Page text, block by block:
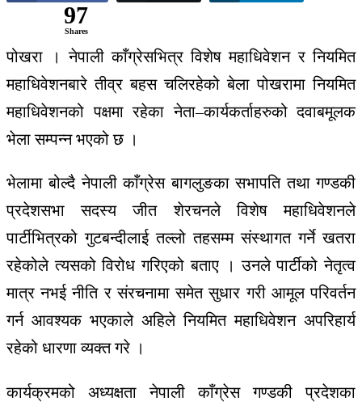
97
Shares
पोखरा । नेपाली काँग्रेसभित्र विशेष महाधिवेशन र नियमित
महाधिवेशनबारे तीव्र बहस चलिरहेको बेला पोखरामा नियमित
महाधिवेशनको पक्षमा रहेका नेता–कार्यकर्ताहरुको दवाबमूलक
भेला सम्पन्न भएको छ ।
भेलामा बोल्दै नेपाली काँग्रेस बागलुङका सभापति तथा गण्डकी
प्रदेशसभा सदस्य जीत शेरचनले विशेष महाधिवेशनले
पार्टीभित्रको गुटबन्दीलाई तल्लो तहसम्म संस्थागत गर्ने खतरा
रहेकोले त्यसको विरोध गरिएको बताए । उनले पार्टीको नेतृत्व
मात्र नभई नीति र संरचनामा समेत सुधार गरी आमूल परिवर्तन
गर्न आवश्यक भएकाले अहिले नियमित महाधिवेशन अपरिहार्य
रहेको धारणा व्यक्त गरे ।
कार्यक्रमको अध्यक्षता नेपाली काँग्रेस गण्डकी प्रदेशका